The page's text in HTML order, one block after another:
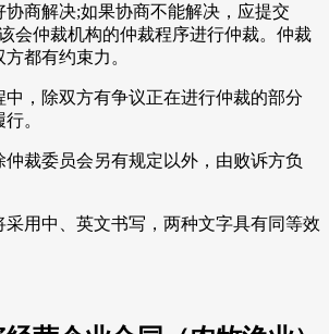
商解决;如果协商不能解决，应提交
该会仲裁机构的仲裁程序进行仲裁。仲裁
都有约束力。
，除双方有争议正在进行仲裁的部分
。
裁委员会另有规定以外，由败诉方负
用中、英文书写，两种文字具有同等效